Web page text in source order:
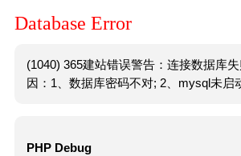
Database Error
(1040) 365建站错误警告：连接数据库
因：1、数据库密码不对; 2、mysql未启
PHP Debug